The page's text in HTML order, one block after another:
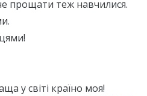
прощати теж навчилися.
у світі країно моя!